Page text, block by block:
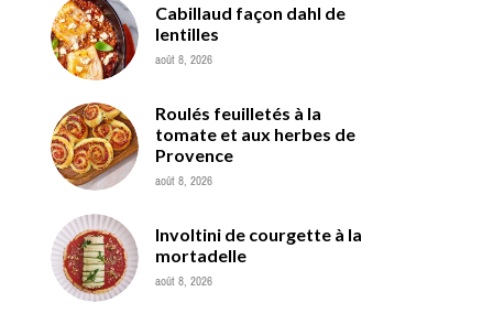
Cabillaud façon dahl de
lentilles
août 8, 2026
Roulés feuilletés à la
tomate et aux herbes de
Provence
août 8, 2026
Involtini de courgette à la
mortadelle
août 8, 2026